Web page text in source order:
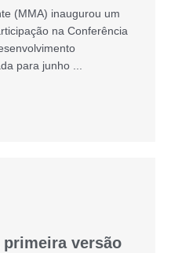
(MMA) inaugurou um
na Conferência
para junho ...
versão